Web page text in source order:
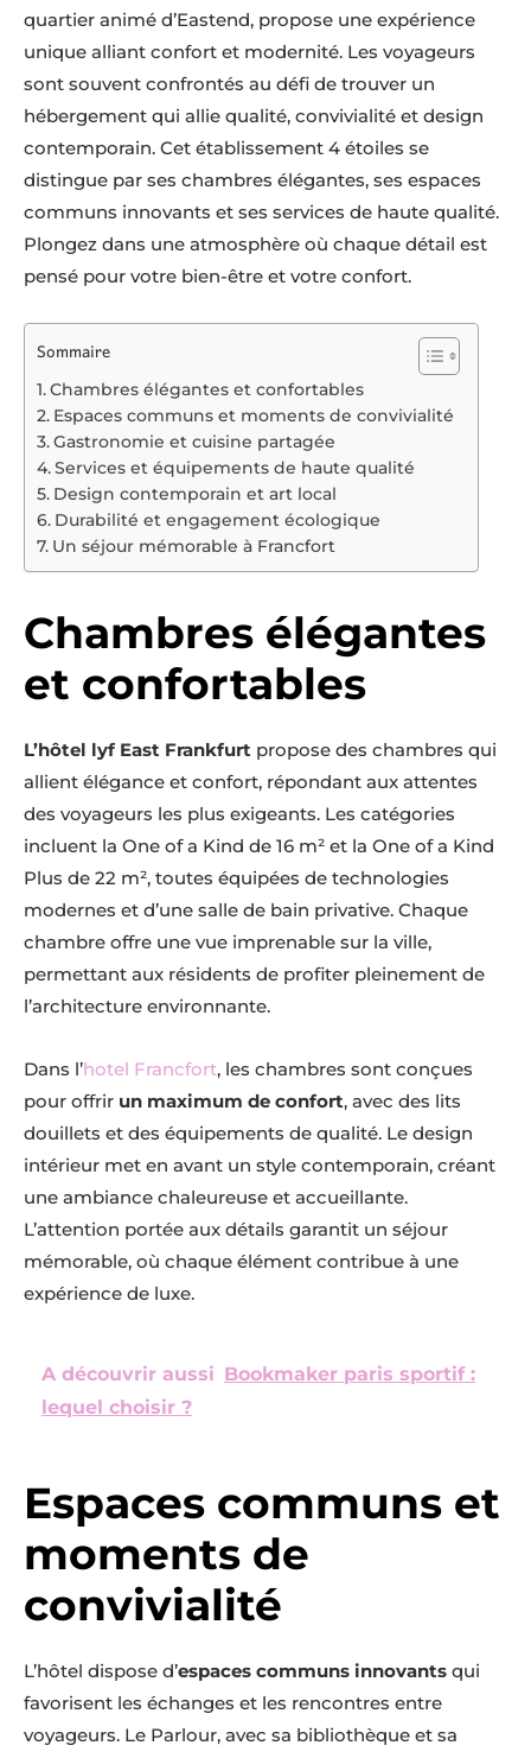
quartier animé d’Eastend, propose une expérience
unique alliant confort et modernité. Les voyageurs
sont souvent confrontés au défi de trouver un
hébergement qui allie qualité, convivialité et design
contemporain. Cet établissement 4 étoiles se
distingue par ses chambres élégantes, ses espaces
communs innovants et ses services de haute qualité.
Plongez dans une atmosphère où chaque détail est
pensé pour votre bien-être et votre confort.
Sommaire
Chambres élégantes et confortables
Espaces communs et moments de convivialité
Gastronomie et cuisine partagée
Services et équipements de haute qualité
Design contemporain et art local
Durabilité et engagement écologique
Un séjour mémorable à Francfort
Chambres élégantes
et confortables
L’hôtel lyf East Frankfurt propose des chambres qui
allient élégance et confort, répondant aux attentes
des voyageurs les plus exigeants. Les catégories
incluent la One of a Kind de 16 m² et la One of a Kind
Plus de 22 m², toutes équipées de technologies
modernes et d’une salle de bain privative. Chaque
chambre offre une vue imprenable sur la ville,
permettant aux résidents de profiter pleinement de
l’architecture environnante.
Dans l’hotel Francfort, les chambres sont conçues
pour offrir un maximum de confort, avec des lits
douillets et des équipements de qualité. Le design
intérieur met en avant un style contemporain, créant
une ambiance chaleureuse et accueillante.
L’attention portée aux détails garantit un séjour
mémorable, où chaque élément contribue à une
expérience de luxe.
A découvrir aussi Bookmaker paris sportif :
lequel choisir ?
Espaces communs et
moments de
convivialité
L’hôtel dispose d’espaces communs innovants qui
favorisent les échanges et les rencontres entre
voyageurs. Le Parlour, avec sa bibliothèque et sa